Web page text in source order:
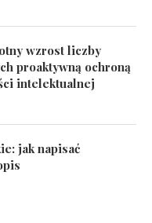
wzrost liczby
proaktywną ochroną
intelektualnej
jak napisać